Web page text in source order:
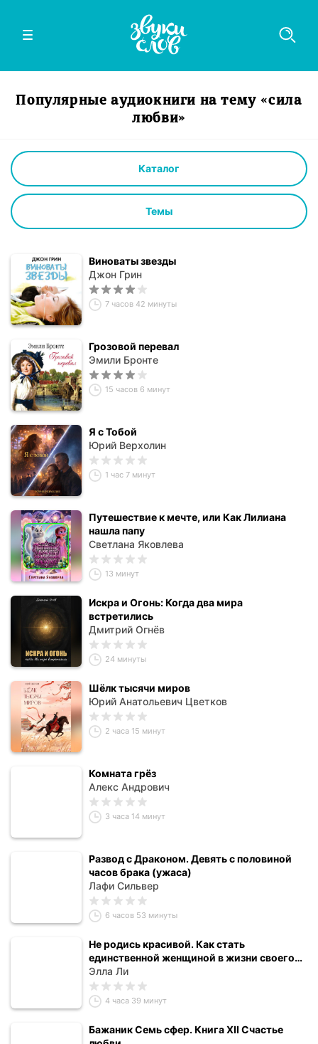
Популярные аудиокниги на тему «сила
любви»
Каталог
Темы
Виноваты звезды
Джон Грин
7 часов 42 минуты
Грозовой перевал
Эмили Бронте
15 часов 6 минут
Я с Тобой
Юрий Верхолин
1 час 7 минут
Путешествие к мечте, или Как Лилиана
нашла папу
Светлана Яковлева
13 минут
Искра и Огонь: Когда два мира
встретились
Дмитрий Огнёв
24 минуты
Шёлк тысячи миров
Юрий Анатольевич Цветков
2 часа 15 минут
Комната грёз
Алекс Андрович
3 часа 14 минут
Развод с Драконом. Девять с половиной
часов брака (ужаса)
Лафи Сильвер
6 часов 53 минуты
Не родись красивой. Как стать
единственной женщиной в жизни своего
мужчины.
Элла Ли
4 часа 39 минут
Бажаник Семь сфер. Книга XII Счастье